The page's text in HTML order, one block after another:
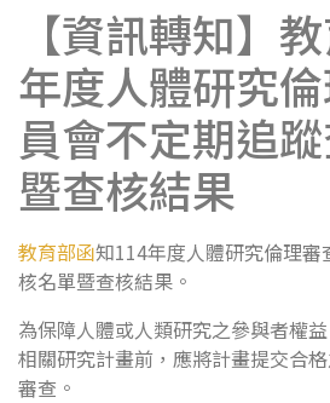
【資訊轉知】
年度人體研究
員會不定期追
暨查核結果
教育部函知114年度人體研究倫理
核名單暨查核結果。
為保障人體或人類研究之參與者權
相關研究計畫前，應將計畫提交合
審查。